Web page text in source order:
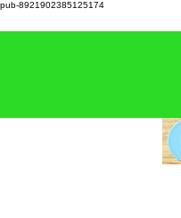
pub-8921902385125174